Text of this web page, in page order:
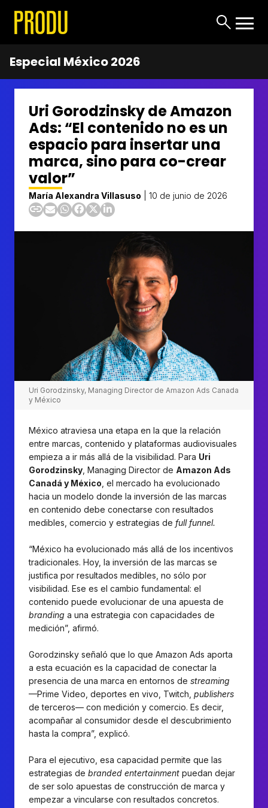
Especial México 2026
Uri Gorodzinsky de Amazon
Ads: “El contenido no es un
espacio para insertar una
marca, sino para co-crear
valor”
María Alexandra Villasuso 10 de junio de 2026
Uri Gorodzinsky, Managing Director de Amazon Ads Canada
y México
México atraviesa una etapa en la que la relación
entre marcas, contenido y plataformas audiovisuales
empieza a ir más allá de la visibilidad. Para Uri
Gorodzinsky, Managing Director de Amazon Ads
Canadá y México, el mercado ha evolucionado
hacia un modelo donde la inversión de las marcas
en contenido debe conectarse con resultados
medibles, comercio y estrategias de full funnel.
“México ha evolucionado más allá de los incentivos
tradicionales. Hoy, la inversión de las marcas se
justifica por resultados medibles, no sólo por
visibilidad. Ese es el cambio fundamental: el
contenido puede evolucionar de una apuesta de
branding a una estrategia con capacidades de
medición”, afirmó.
Gorodzinsky señaló que lo que Amazon Ads aporta
a esta ecuación es la capacidad de conectar la
presencia de una marca en entornos de streaming
—Prime Video, deportes en vivo, Twitch, publishers
de terceros— con medición y comercio. Es decir,
acompañar al consumidor desde el descubrimiento
hasta la compra”, explicó.
Para el ejecutivo, esa capacidad permite que las
estrategias de branded entertainment puedan dejar
de ser solo apuestas de construcción de marca y
empezar a vincularse con resultados concretos.